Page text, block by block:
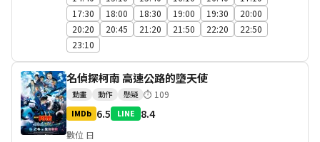
17:30
18:00 18:30 19:00 19:30
20:00
20:20
20:45 21:20 21:50 22:20
22:50
23:10
名偵探柯南 高速公路的墮天使
動畫 動作 懸疑 ⏱ 109
IMDb 6.5 LINE 8.4
數位 日